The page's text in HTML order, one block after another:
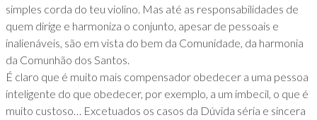
simples corda do teu violino. Mas até as responsabilidades de
quem dirige e harmoniza o conjunto, apesar de pessoais e
inalienáveis, são em vista do bem da Comunidade, da harmonia
da Comunhão dos Santos.
É claro que é muito mais compensador obedecer a uma pessoa
inteligente do que obedecer, por exemplo, a um imbecil, o que é
muito custoso… Excetuados os casos da Dúvida séria e sincera